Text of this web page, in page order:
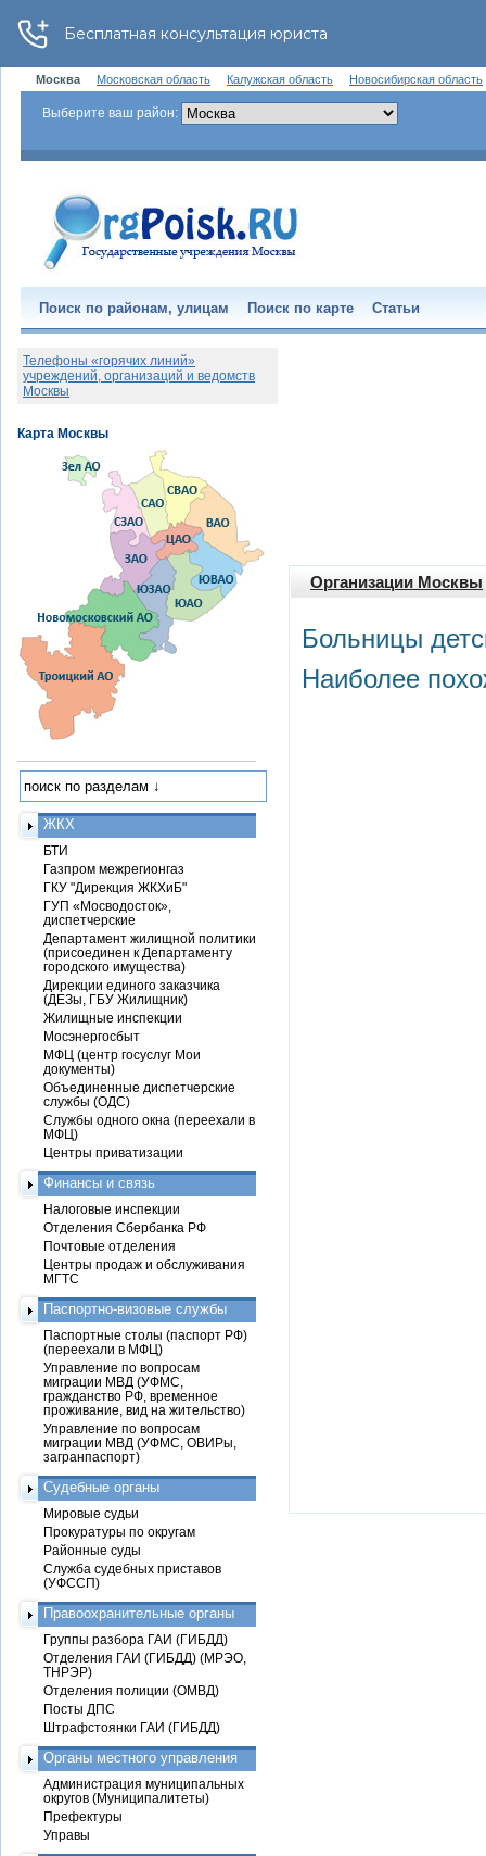
Москва Московская область Калужская область Новосибирская область
Выберите ваш район:
Поиск по районам, улицам Поиск по карте Статьи
Организации Москвы
Больницы
Наиболее
Телефоны «горячих линий»
учреждений, организаций и ведомств
Москвы
ЖКХ
БТИ
Газпром межрегионгаз
ГКУ "Дирекция ЖКХиБ"
ГУП «Мосводосток»,
диспетчерские
Департамент жилищной политики
(присоединен к Департаменту
городского имущества)
Дирекции единого заказчика
(ДЕЗы, ГБУ Жилищник)
Жилищные инспекции
Мосэнергосбыт
МФЦ (центр госуслуг Мои
документы)
Объединенные диспетчерские
службы (ОДС)
Службы одного окна (переехали в
МФЦ)
Центры приватизации
Финансы и связь
Налоговые инспекции
Отделения Сбербанка РФ
Почтовые отделения
Центры продаж и обслуживания
МГТС
Паспортно-визовые службы
Паспортные столы (паспорт РФ)
(переехали в МФЦ)
Управление по вопросам
миграции МВД (УФМС,
гражданство РФ, временное
проживание, вид на жительство)
Управление по вопросам
миграции МВД (УФМС, ОВИРы,
загранпаспорт)
Судебные органы
Мировые судьи
Прокуратуры по округам
Районные суды
Служба судебных приставов
(УФССП)
Правоохранительные органы
Группы разбора ГАИ (ГИБДД)
Отделения ГАИ (ГИБДД) (МРЭО,
ТНРЭР)
Отделения полиции (ОМВД)
Посты ДПС
Штрафстоянки ГАИ (ГИБДД)
Органы местного управления
Администрация муниципальных
округов (Муниципалитеты)
Префектуры
Управы